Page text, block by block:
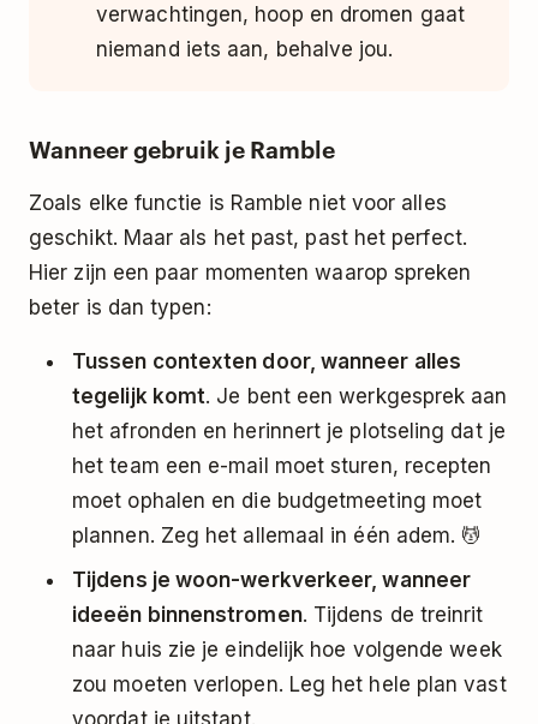
verwachtingen, hoop en dromen gaat
niemand iets aan, behalve jou.
Wanneer gebruik je Ramble
Zoals elke functie is Ramble niet voor alles
geschikt. Maar als het past, past het perfect.
Hier zijn een paar momenten waarop spreken
beter is dan typen:
Tussen contexten door, wanneer alles
tegelijk komt. Je bent een werkgesprek aan
het afronden en herinnert je plotseling dat je
het team een e-mail moet sturen, recepten
moet ophalen en die budgetmeeting moet
plannen. Zeg het allemaal in één adem. 💆
Tijdens je woon-werkverkeer, wanneer
ideeën binnenstromen. Tijdens de treinrit
naar huis zie je eindelijk hoe volgende week
zou moeten verlopen. Leg het hele plan vast